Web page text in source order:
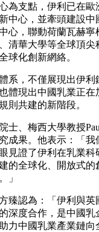
為支點，伊利已在歐
中心，並牽頭建設中
心，聯動荷蘭瓦赫寧
清華大學等全球頂
球化創新網絡。
系，不僅展現出伊利
體現出中國乳業正在
則共建的新階段。
士、梅西大學教授
成果。他表示：「我
見證了伊利在乳業科
的全球化、開放式的
」
臻認為：「伊利與英
深度合作，是中國乳
力中國乳業產業鏈向